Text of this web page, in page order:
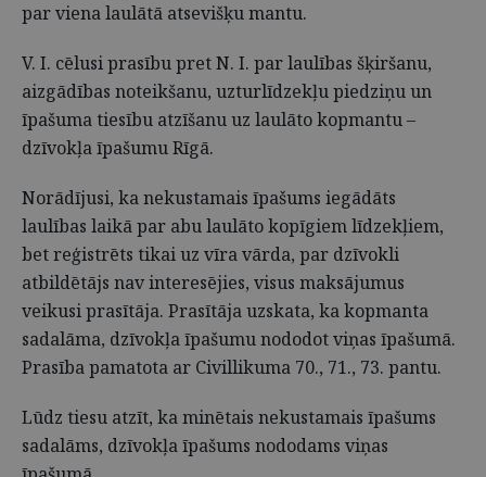
par viena laulātā atsevišķu mantu.
V. I. cēlusi prasību pret N. I. par laulības šķiršanu,
aizgādības noteikšanu, uzturlīdzekļu piedziņu un
īpašuma tiesību atzīšanu uz laulāto kopmantu –
dzīvokļa īpašumu Rīgā.
Norādījusi, ka nekustamais īpašums iegādāts
laulības laikā par abu laulāto kopīgiem līdzekļiem,
bet reģistrēts tikai uz vīra vārda, par dzīvokli
atbildētājs nav interesējies, visus maksājumus
veikusi prasītāja. Prasītāja uzskata, ka kopmanta
sadalāma, dzīvokļa īpašumu nododot viņas īpašumā.
Prasība pamatota ar Civillikuma 70., 71., 73. pantu.
Lūdz tiesu atzīt, ka minētais nekustamais īpašums
sadalāms, dzīvokļa īpašums nododams viņas